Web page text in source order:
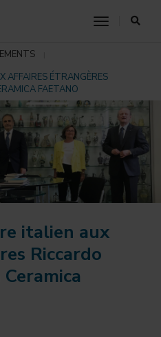
toggle
AFFAIRES ÉTRANGÈRES
FAETANO
italien aux
Riccardo